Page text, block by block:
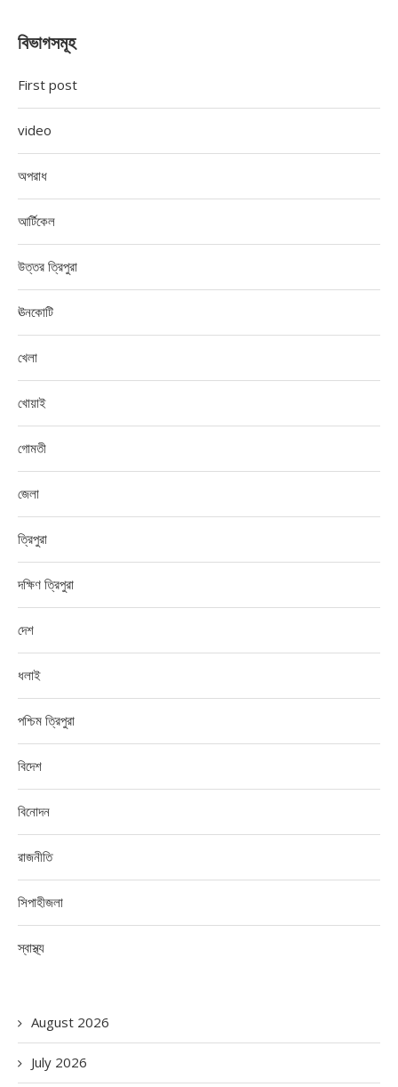
বিভাগসমূহ
First post
video
অপরাধ
আর্টিকেল
উত্তর ত্রিপুরা
ঊনকোটি
খেলা
খোয়াই
গোমতী
জেলা
ত্রিপুরা
দক্ষিণ ত্রিপুরা
দেশ
ধলাই
পশ্চিম ত্রিপুরা
বিদেশ
বিনোদন
রাজনীতি
সিপাহীজলা
স্বাস্থ্য
August 2026
July 2026